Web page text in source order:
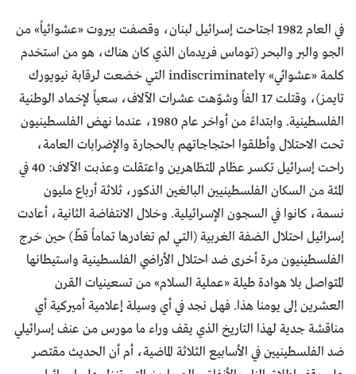
في العام 1982 اجتاحت إسرائيل لبنان، وقصفت بيروت «عشوائياً» من
الجو والبر والبحر (توماس فريدمان الذي كان هناك، هو من استخدم
كلمة «عشوائي» indiscriminately التي خضعت لرقابة نيويورك
تايمز)، وقتلت 17 الفاً وشوّهت عشرات الآلاف، سعياً لإخماد الوطنية
الفلسطينية. وابتداءً من أواخر عام 1980، عندما نهض الفلسطينيون
تحت الاحتلال وأطلقوا احتجاجاتهم بالحجارة والإضرابات العامة،
راحت إسرائيل تكسر عظام المتظاهرين واعتقلت وعذبت الآلاف: 40 في
المئة من السكان الفلسطينيين البالغين الذكور، ثلاثة أرباع مليون
نسمة، كانوا في السجون الإسرائيلية. وخلال الانتفاضة الثانية، أعادت
إسرائيل احتلال الضفة الغربية (التي لم تغادرها تماماً قطّ) حين خرج
الفلسطينيون مرة أخرى ضد احتلال الأراضي الفلسطينية واستيطانها
المتواصل بلا هوادة طيلة «عملية السلام» من تسعينيات القرن
العشرين إلى يومنا هذا. فهل نجد في أي وسيلة إعلامية أميركية أي
مناقشة جدية لهذا التاريخ الذي يقف وراء ما مورس من عنف إسرائيلي
ضد الفلسطينيين في الأسابيع الثلاثة الماضية، أم أن الحديث مقتصر